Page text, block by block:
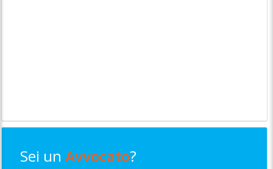
Sei unAvvocato?